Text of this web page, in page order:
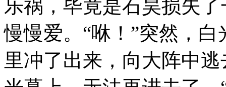
乐祸，毕竟是石昊损失
慢慢爱。“咻！”突然，
里冲了出来，向大阵中